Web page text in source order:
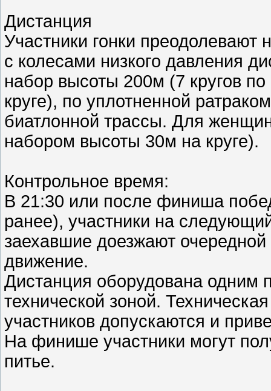
Дистанция
Участники гонки преодолевают
с колесами низкого давления
набор высоты 200м (7 кругов
круге), по уплотненной
биатлонной трассы. Для
набором высоты 30м на круге).
Контрольное время:
В 21:30 или после финиша
ранее), участники на
заехавшие доезжают
движение.
Дистанция оборудована одним
технической зоной.
участников допускаются и
На финише участники могут
питье.